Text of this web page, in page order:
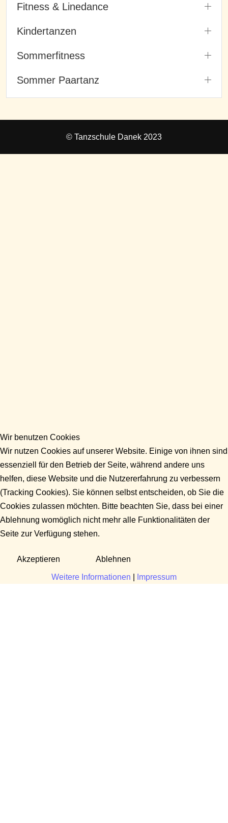
Fitness & Linedance
Kindertanzen
Sommerfitness
Sommer Paartanz
© Tanzschule Danek 2023
Wir benutzen Cookies
Wir nutzen Cookies auf unserer Website. Einige von ihnen sind
essenziell für den Betrieb der Seite, während andere uns
helfen, diese Website und die Nutzererfahrung zu verbessern
(Tracking Cookies). Sie können selbst entscheiden, ob Sie die
Cookies zulassen möchten. Bitte beachten Sie, dass bei einer
Ablehnung womöglich nicht mehr alle Funktionalitäten der
Seite zur Verfügung stehen.
Akzeptieren Ablehnen
Weitere Informationen Impressum